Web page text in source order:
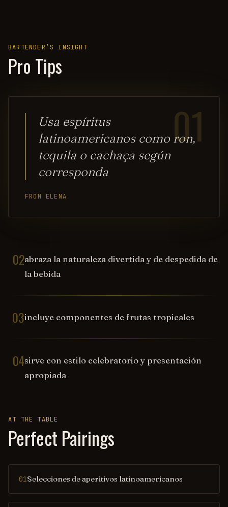
BARTENDER’S INSIGHT
Pro Tips
01
Usa espíritus
latinoamericanos como ron,
tequila o cachaça según
corresponda
FROM ELENA
02abraza la naturaleza divertida y de despedida de
la bebida
03incluye componentes de frutas tropicales
04sirve con estilo celebratorio y presentación
apropiada
AT THE TABLE
Perfect Pairings
01Selecciones de aperitivos latinoamericanos